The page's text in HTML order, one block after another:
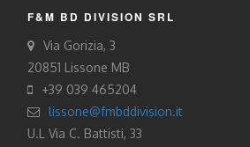
F&M BD DIVISION SRL
Via Gorizia, 3
20851 Lissone MB
+39 039 465204
lissone@fmbddivision.it
U.L Via C. Battisti, 33